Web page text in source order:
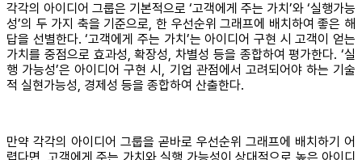
각각의 아이디어 그룹은 기본적으로 ‘고객에게 주는 가치’와 ‘실행가능
성’의 두 가지 축을 기준으로, 한 우선순위 그래프에 배치하여 좋은 해
답을 선별한다. ‘고객에게 주는 가치’는 아이디어 구현 시 고객이 얻는
가치를 중점으로 효과성, 확장성, 차별성 등을 종합하여 평가한다. ‘실
행 가능성’은 아이디어 구현 시, 기업 관점에서 고려되어야 하는 기술
적 실현가능성, 경제성 등을 종합하여 산출한다.
만약 각각의 아이디어 그룹을 곧바로 우선순위 그래프에 배치하기 어